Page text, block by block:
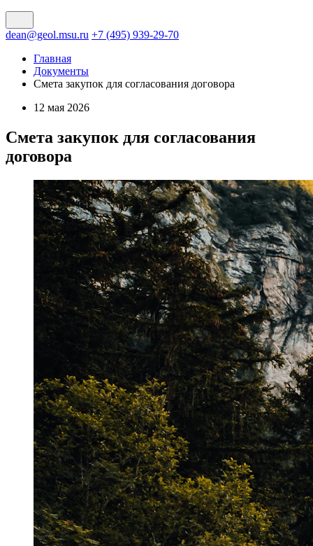
dean@geol.msu.ru +7 (495) 939-29-70
Главная
Документы
Смета закупок для согласования договора
12 мая 2026
Смета закупок для согласования
договора